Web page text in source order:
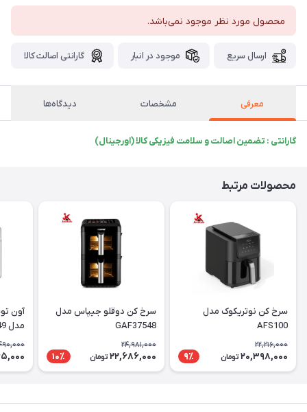
محصول مورد نظر موجود نمی‌باشد.
ارسال سریع موجود در انبار گارانتی اصالت کالا
معرفی مشخصات دیدگاه‌ها
گارانتی : تضمین اصالت و سلامت فیزیکی کالا (اورجینال)
محصولات مرتبط
سرخ کن نوتریکوک مدل
AFS100
22,216,000
20,398,000 تومان 9٪
سرخ کن دوقلو جیپاس مدل
GAF37548
24,981,000
22,686,000 تومان 10٪
آون
مدل GAFO37549